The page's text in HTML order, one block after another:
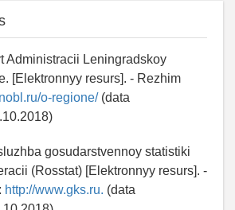
Administracii Leningradskoy
[Elektronnyy resurs]. - Rezhim
o-regione/(data
gosudarstvennoy statistiki
(Rosstat) [Elektronnyy resurs]. -
http://www.gks.ru. (data